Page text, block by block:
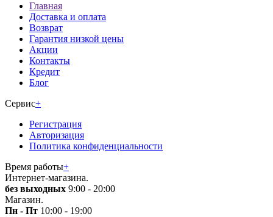
Главная
Доставка и оплата
Возврат
Гарантия низкой цены
Акции
Контакты
Кредит
Блог
Сервис+
Регистрация
Авторизация
Политика конфиденциальности
Время работы+
Интернет-магазина.
без выходных 9:00 - 20:00
Магазин.
Пн - Пт 10:00 - 19:00